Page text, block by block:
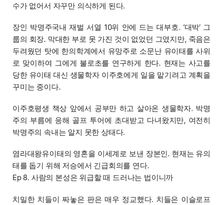
수가 없어서 자꾸만 의식하게 된다.
장인 박명주국내 재벌 서열 10위 안에 드는 대부호. ‘대박’ 그
룹의 회장. 막대한 부로 못 가진 것이 없었던 그였지만, 죽음은
두려웠던 탓에 한의학계에서 유망주로 소문난 유이태를 사위
로 맞이하여 그에게 불로초를 연구하게 한다. 현재는 사고를
당한 유이태 대신 생물학자 이주호에게 일을 맡기려고 계획을
꾸미는 중이다.
이주호평생 책상 앞에서 공부만 하고 살아온 생물학자. 박명
주의 부름에 응해 골프 투어에 초대받고 다녀왔지만, 여전히
박명주의 속내는 알지 못한 상태다.
염라대왕유이태의 영혼을 이세계로 보낸 장본인. 현재는 유의
태를 돕기 위해 저승에서 긴급회의를 연다.
Ep 8. 사람의 본성은 위급할 때 드러나는 법이니까
치밀한 치들이 짜놓은 판은 매우 정교했다. 치들은 이슬로프